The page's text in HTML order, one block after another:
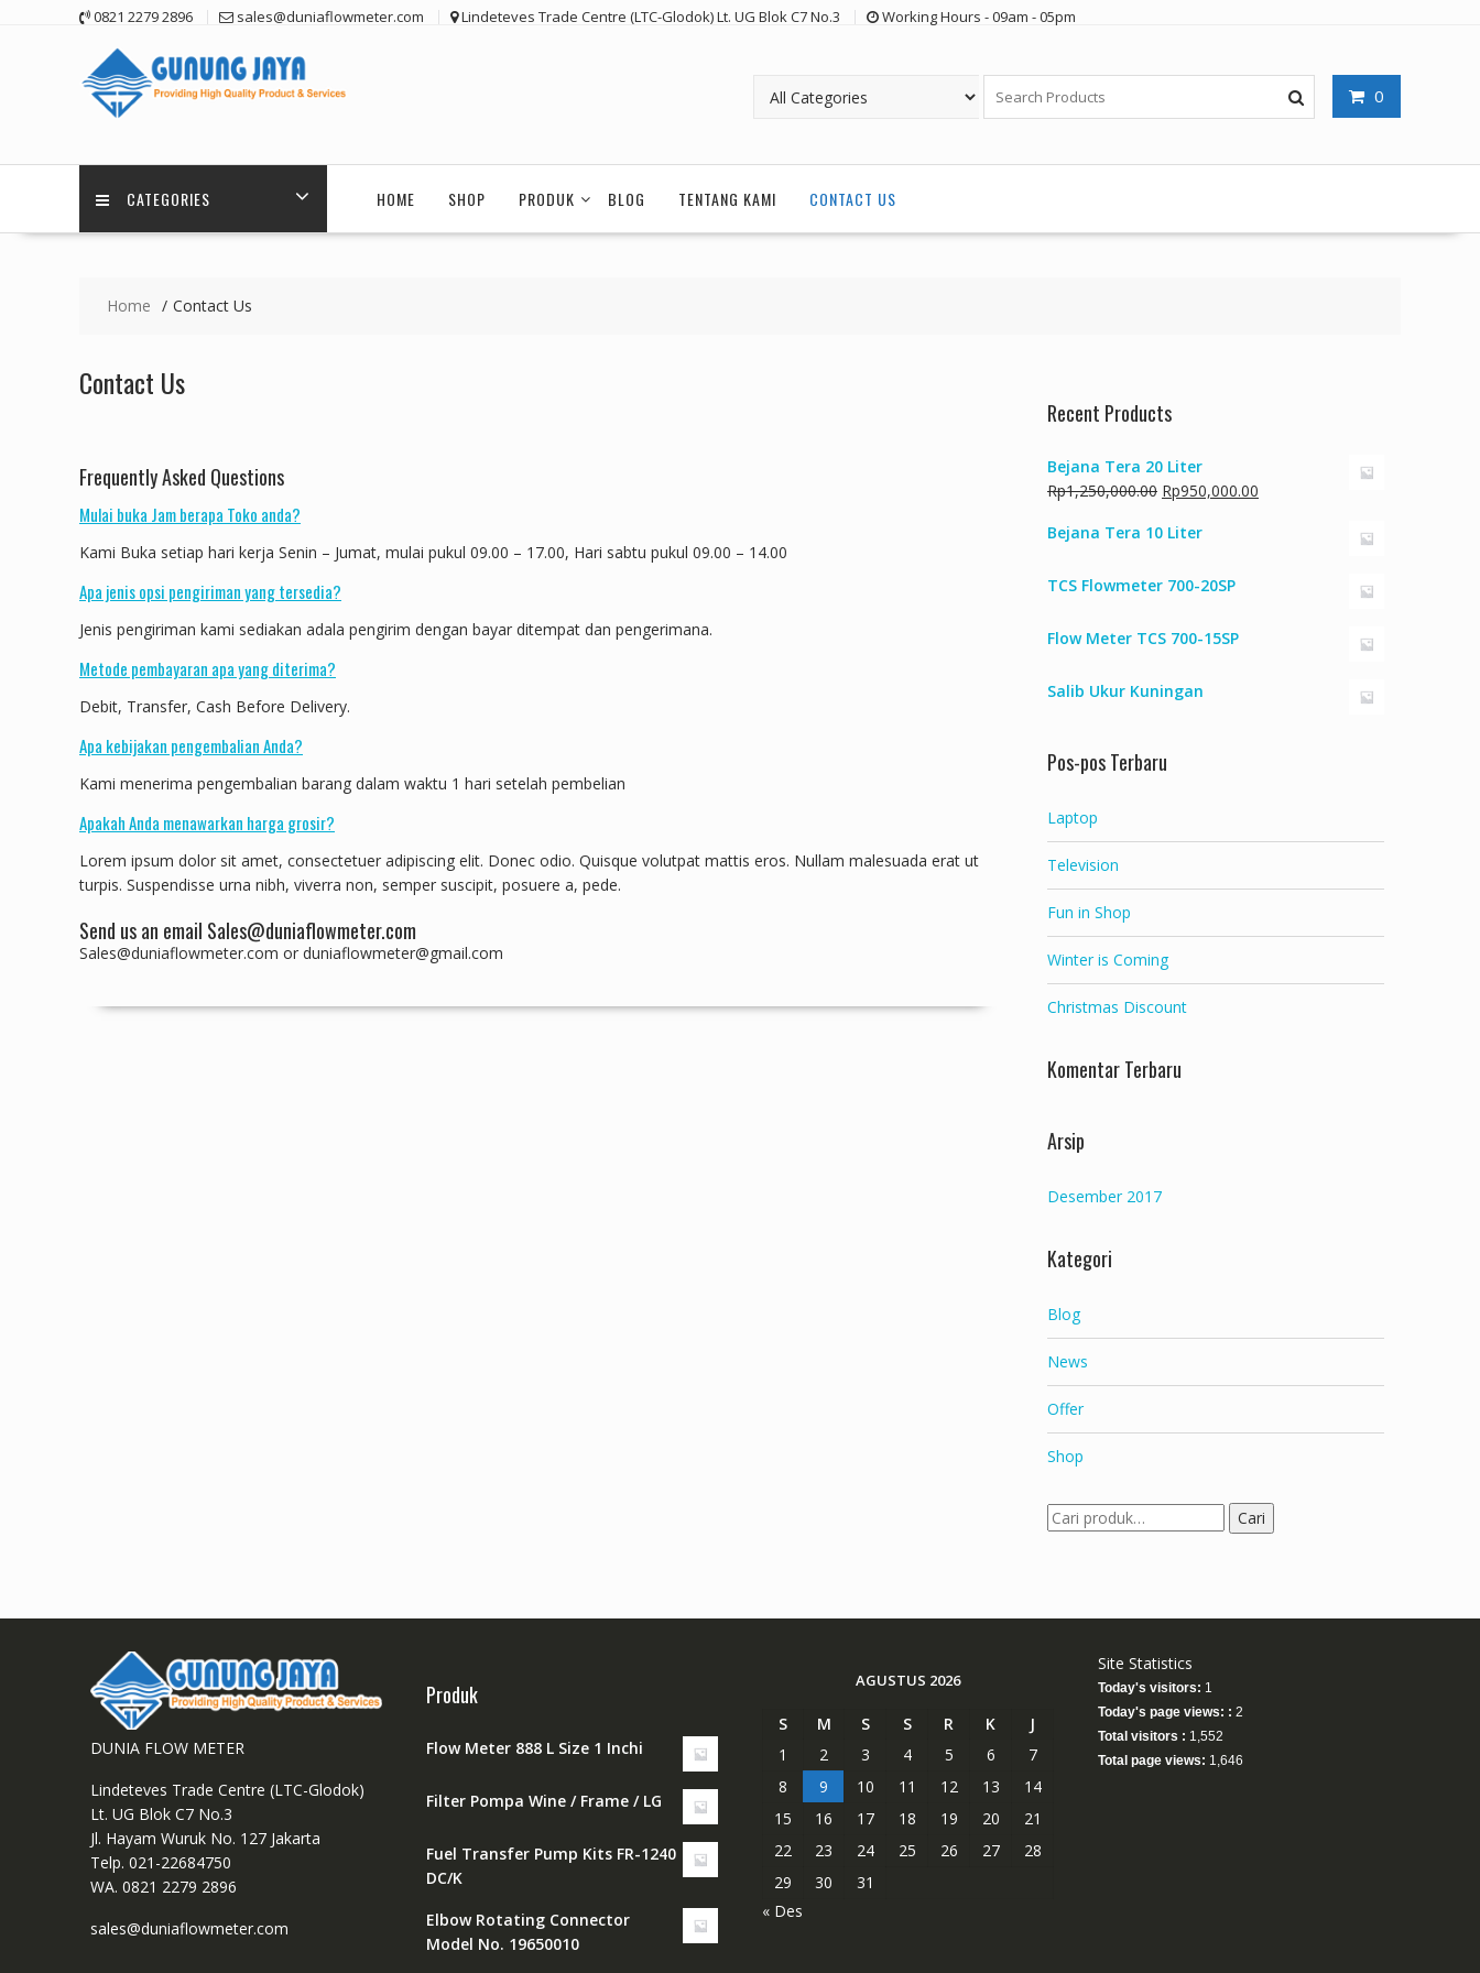
0821 2279 2896 sales@duniaflowmeter.com Lindeteves Trade Centre (LTC-Glodok) Lt. UG Blok C7 No.3 Working Hours - 09am - 05pm
0
CATEGORIES HOME SHOP PRODUK BLOG TENTANG KAMI CONTACT US
Home Contact Us
Contact Us
Frequently Asked Questions
Mulai buka Jam berapa Toko anda?
Kami Buka setiap hari kerja Senin – Jumat, mulai pukul 09.00 – 17.00, Hari sabtu pukul 09.00 – 14.00
Apa jenis opsi pengiriman yang tersedia?
Jenis pengiriman kami sediakan adala pengirim dengan bayar ditempat dan pengerimana.
Metode pembayaran apa yang diterima?
Debit, Transfer, Cash Before Delivery.
Apa kebijakan pengembalian Anda?
Kami menerima pengembalian barang dalam waktu 1 hari setelah pembelian
Apakah Anda menawarkan harga grosir?
Lorem ipsum dolor sit amet, consectetuer adipiscing elit. Donec odio. Quisque volutpat mattis eros. Nullam malesuada erat ut
turpis. Suspendisse urna nibh, viverra non, semper suscipit, posuere a, pede.
Send us an email Sales@duniaflowmeter.com
Sales@duniaflowmeter.com or duniaflowmeter@gmail.com
Recent Products
Bejana Tera 20 Liter
Rp1,250,000.00 Harga
adalah:
Rp950,000.00
Bejana Tera 10 Liter
TCS Flowmeter 700-20SP
Flow Meter TCS 700-15SP
Salib Ukur Kuningan
Pos-pos Terbaru
Laptop
Television
Fun in Shop
Winter is Coming
Christmas Discount
Komentar Terbaru
Arsip
Desember 2017
Kategori
Blog
News
Offer
Shop
Pencarian
untuk:
Cari
DUNIA FLOW METER
Lindeteves Trade Centre (LTC-Glodok)
Lt. UG Blok C7 No.3
Jl. Hayam Wuruk No. 127 Jakarta
Telp. 021-22684750
WA. 0821 2279 2896
sales@duniaflowmeter.com
Produk
Flow Meter 888 L Size 1 Inchi
Filter Pompa Wine / Frame / LG
Fuel Transfer Pump Kits FR-1240
DC/K
Elbow Rotating Connector
Model No. 19650010
AGUSTUS 2026
S M S S R K
J
1
2 3 4 5 6
7
8
9 10 11 12 13
14
15
16 17 18 19 20
21
22
23 24 25 26 27
28
29
30
31
« Des
Site Statistics
Today's visitors: 1
Today's page views: : 2
Total visitors : 1,552
Total page views: 1,646